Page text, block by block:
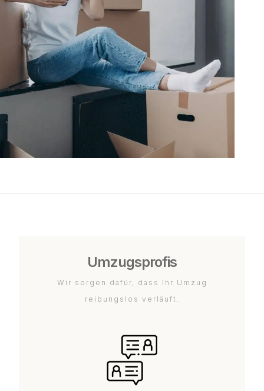
Umzugsprofis
Wir sorgen dafür, dass Ihr Umzug
reibungslos verläuft.